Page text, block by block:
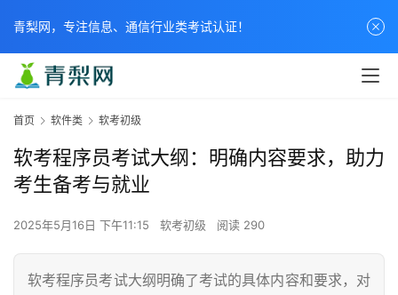
首页 软件类 软考初级
软考程序员考试大纲：明确内容要求，助力
考生备考与就业
2025年5月16日 下午11:15 软考初级 阅读 290
软考程序员考试大纲明确了考试的具体内容和要求，对
青梨网，专注信息、通信行业类考试认证！